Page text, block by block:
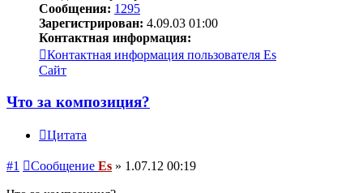
Сообщения: 1295
Зарегистрирован: 4.09.03 01:00
Контактная информация:
Контактная информация пользователя Es
Сайт
Что за композиция?
Цитата
#1 Сообщение Es » 1.07.12 00:19